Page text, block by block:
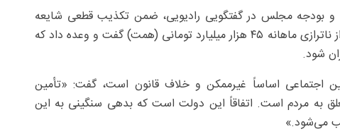
و بودجه مجلس در گفتگویی رادیویی، ضمن تکذیب قطعی شایعه
برداشت بانک مرکزی از حساب سازمان تأمین اجتماعی، از ناترازی ماهانه ۴۵ هزار میلیارد تومانی (همت) گفت و وعده داد که
شود.
اجتماعی اساساً غیرممکن و خلاف قانون است، گفت: «تأمین
به مردم است. اتفاقاً این دولت است که بدهی سنگینی به این
می‌شود.»